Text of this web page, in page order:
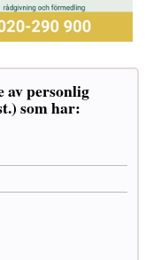
av personlig
som har: